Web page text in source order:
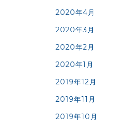
2020年4月
2020年3月
2020年2月
2020年1月
2019年12月
2019年11月
2019年10月